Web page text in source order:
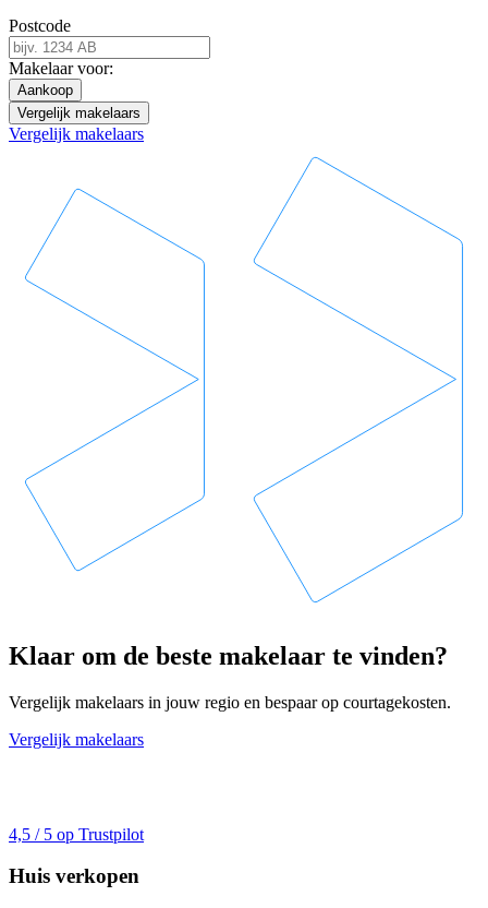
Postcode
Makelaar voor:
Aankoop
Vergelijk makelaars
Vergelijk makelaars
Klaar om de beste makelaar te vinden?
Vergelijk makelaars in jouw regio en bespaar op courtagekosten.
Vergelijk makelaars
4,5 / 5 op Trustpilot
Huis verkopen